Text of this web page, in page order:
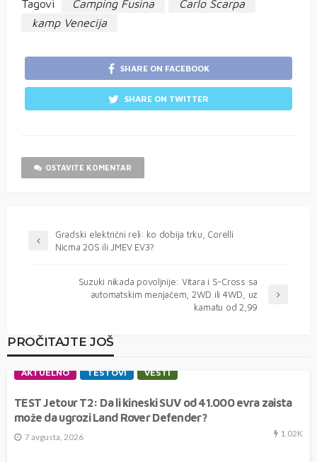
Tagovi Camping Fusina
Carlo Scarpa
kamp Venecija
SHARE ON FACEBOOK
SHARE ON TWITTER
OSTAVITE KOMENTAR
Gradski električni reli: ko dobija trku, Corelli
Nicma 20S ili JMEV EV3?
Suzuki nikada povoljnije: Vitara i S-Cross sa
automatskim menjačem, 2WD ili 4WD, uz
kamatu od 2,99
PROČITAJTE JOŠ
AKTUELNO TESTOVI VESTI
TEST Jetour T2: Da li kineski SUV od 41.000 evra zaista
može da ugrozi Land Rover Defender?
7 avgusta, 2026 1.02K